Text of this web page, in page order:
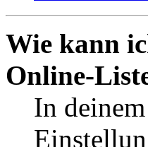
Wie kann
Online-
In